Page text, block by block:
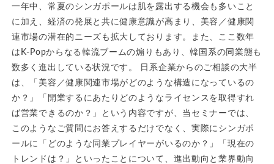
一年中、常夏のシンガポールは肌を露出する機会も多いこと
に加え、経済の発展と共に健康意識が高まり、美容／健康関
連市場の潜在的ニーズも拡大しております。また、ここ数年
はK-Popからなる韓流ブームの煽りもあり、韓国系の同業態も
数多く進出している状況です。 日系企業からのご相談の大半
は、「美容／健康関連市場がどのような構造になっているの
か？」「開業するにあたりどのようなライセンスを取得すれ
ば営業できるのか？」という内容ですが、当セミナーでは、
このようなご質問にお答えするだけでなく、実際にシンガポ
ールに「どのような同業プレイヤーがいるのか？」「現在の
トレンドは？」といったことについて、進出動向と業界動向